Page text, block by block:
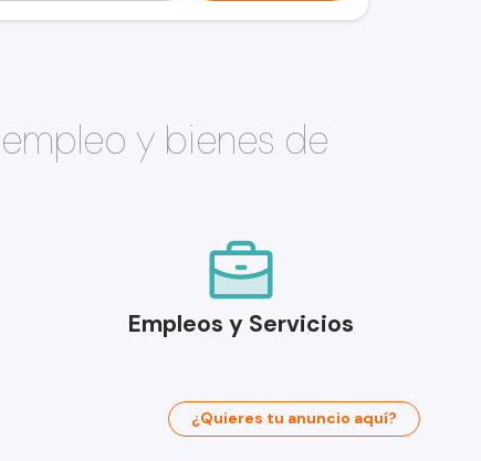
y bienes de
Empleos y Servicios
¿Quieres tu anuncio aquí?